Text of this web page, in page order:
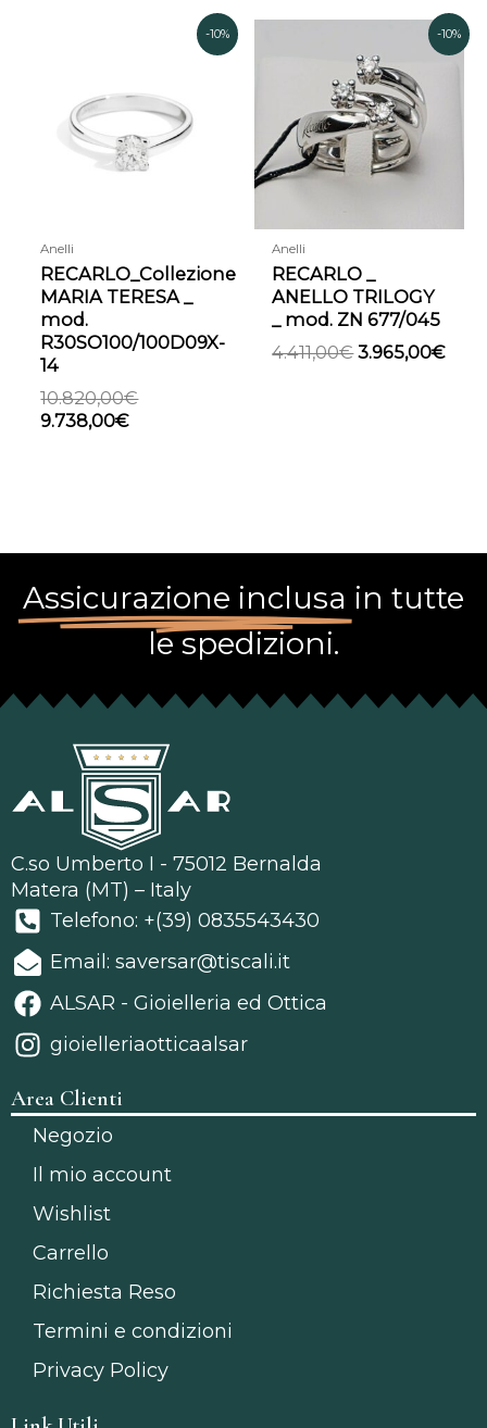
-10%
Anelli
RECARLO_Collezione
MARIA TERESA _
mod.
R30SO100/100D09X-
14
10.820,00€
prezzo
era:
10.820,00€.
9.738,00€
è:
9.738,00€.
-10%
Anelli
RECARLO _
ANELLO TRILOGY
_ mod. ZN 677/045
4.411,00€
prezzo
originale
era:
4.411,00€.
3.965,00€
Il
Assicurazione inclusa in tutte
le spedizioni.
C.so Umberto I - 75012 Bernalda
Matera (MT) – Italy
Telefono: +(39) 0835543430
Email: saversar@tiscali.it
ALSAR - Gioielleria ed Ottica
gioielleriaotticaalsar
Area Clienti
Negozio
Il mio account
Wishlist
Carrello
Richiesta Reso
Termini e condizioni
Privacy Policy